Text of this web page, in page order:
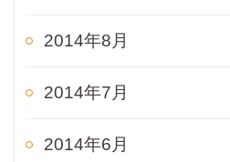
2014年8月
2014年7月
2014年6月